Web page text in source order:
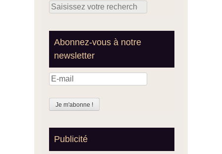
Search for:
Abonnez-vous à notre
newsletter
Publicité